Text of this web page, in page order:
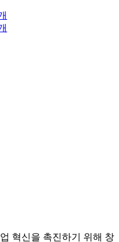
혁신을 촉진하기 위해 창